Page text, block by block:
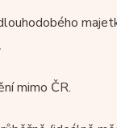
mimo ČR.